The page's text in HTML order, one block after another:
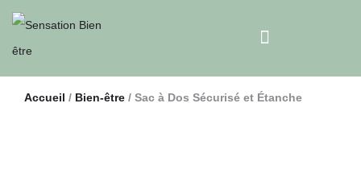
Accueil / Bien-être / Sac à Dos Sécurisé et Étanche